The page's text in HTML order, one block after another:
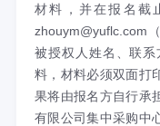
材料，并在报名截
zhouym@yuflc.com
被授权人姓名、联
料，材料必须双面打
果将由报名方自行承
有限公司集中采购中